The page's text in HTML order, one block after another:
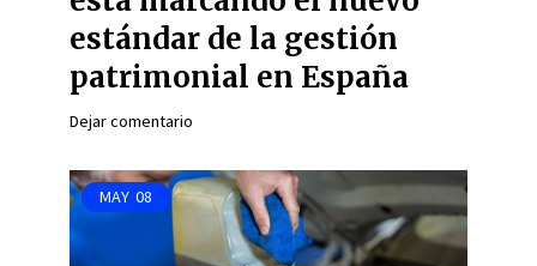
estándar de la gestión
patrimonial en España
Dejar comentario
MAY 08